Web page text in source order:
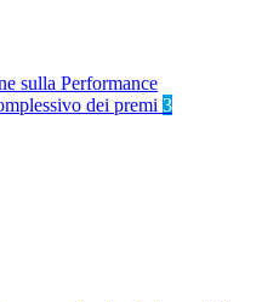
sulla Performance
dei premi 3